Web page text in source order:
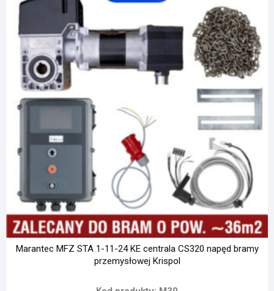
Marantec MFZ STA 1-11-24 KE centrala CS320 napęd bramy
przemysłowej Krispol